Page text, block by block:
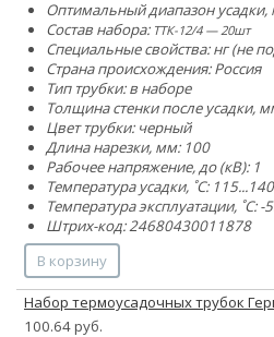
Оптимальный диапазон
Состав набора: ТТК-12/4 — 20шт
Специальные свойства: нг (не
Страна происхождения: Россия
Тип трубки: в наборе
Толщина стенки после усадки,
Цвет трубки: черный
Длина нарезки, мм: 100
Рабочее напряжение, до (кВ): 1
Температура усадки, ˚С: 115...140
Температура эксплуатации, ˚С: -
Штрих-код: 24680430011878
В корзину
Набор термоусадочных трубок
100.64 руб.